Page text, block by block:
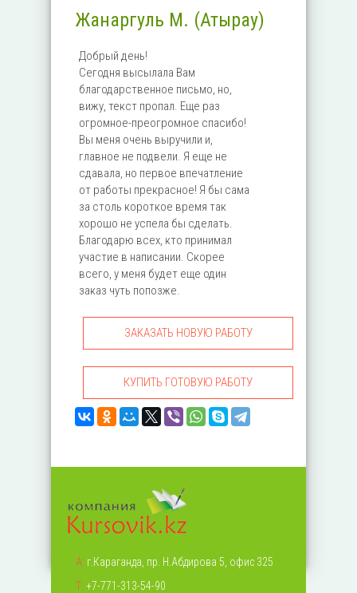
Жанаргуль М. (Атырау)
Добрый день!
Сегодня высылала Вам
благодарственное письмо, но,
вижу, текст пропал. Еще раз
огромное-преогромное спасибо!
Вы меня очень выручили и,
главное не подвели. Я еще не
сдавала, но первое впечатление
от работы прекрасное! Я бы сама
за столь короткое время так
хорошо не успела бы сделать.
Благодарю всех, кто принимал
участие в написании. Скорее
всего, у меня будет еще один
заказ чуть попозже.
ЗАКАЗАТЬ НОВУЮ РАБОТУ
КУПИТЬ ГОТОВУЮ РАБОТУ
А: г.Караганда, пр. Н.Абдирова 5, офис 325
Т: +7-771-313-54-90